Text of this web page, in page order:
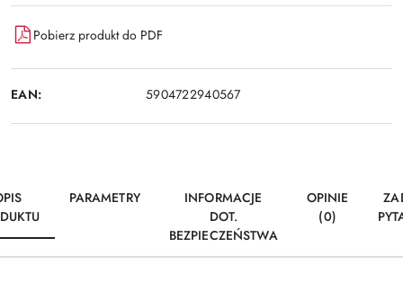
Pobierz produkt do PDF
EAN: 5904722940567
PARAMETRY
INFORMACJE
DOT.
BEZPIECZEŃSTWA
OPINIE
(0)